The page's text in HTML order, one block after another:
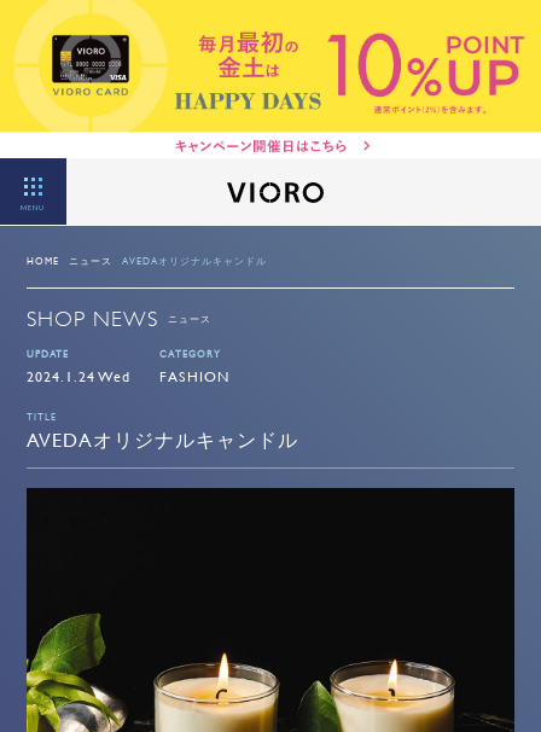
MENU
HOME ニュース AVEDAオリジナルキャンドル
SHOP NEWS ニュース
UPDATE
2024.1.24 Wed
CATEGORY
FASHION
TITLE
AVEDAオリジナルキャンドル